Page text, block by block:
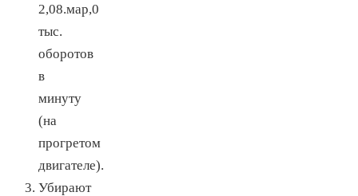
2,08.мар,0
тыс.
оборотов
в
минуту
(на
прогретом
двигателе).
Убирают